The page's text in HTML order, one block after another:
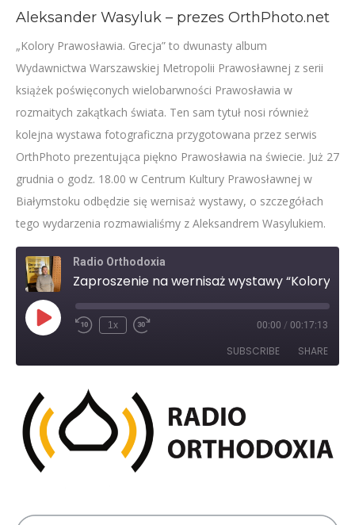
Aleksander Wasyluk – prezes OrthPhoto.net
„Kolory Prawosławia. Grecja” to dwunasty album
Wydawnictwa Warszawskiej Metropolii Prawosławnej z serii
książek poświęconych wielobarwności Prawosławia w
rozmaitych zakątkach świata. Ten sam tytuł nosi również
kolejna wystawa fotograficzna przygotowana przez serwis
OrthPhoto prezentująca piękno Prawosławia na świecie. Już 27
grudnia o godz. 18.00 w Centrum Kultury Prawosławnej w
Białymstoku odbędzie się wernisaż wystawy, o szczegółach
tego wydarzenia rozmawialiśmy z Aleksandrem Wasylukiem.
Radio Orthodoxia
Play
EpisodeRewind
1x
Fast
seconds
00:00 / 00:17:13
SUBSCRIBE SHARE
RSS FEED
SHARE
LINK
EMBED